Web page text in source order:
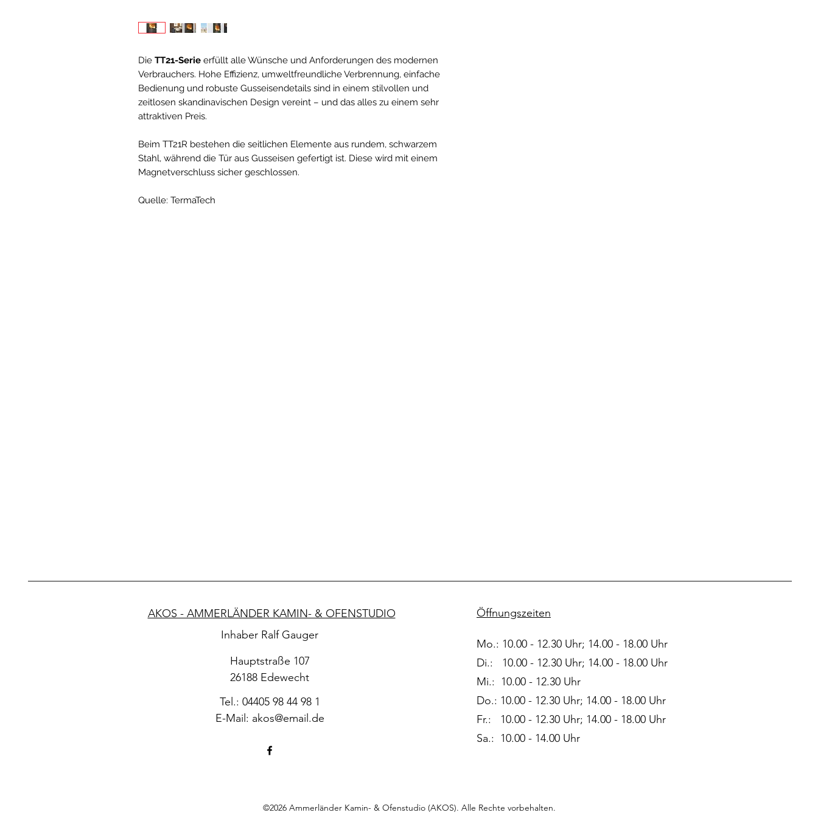
Die TT21-Serie erfüllt alle Wünsche und Anforderungen des modernen
Verbrauchers. Hohe Effizienz, umweltfreundliche Verbrennung, einfache
Bedienung und robuste Gusseisendetails sind in einem stilvollen und
zeitlosen skandinavischen Design vereint – und das alles zu einem sehr
attraktiven Preis.
Beim TT21R bestehen die seitlichen Elemente aus rundem, schwarzem
Stahl, während die Tür aus Gusseisen gefertigt ist. Diese wird mit einem
Magnetverschluss sicher geschlossen.
Quelle: TermaTech
AKOS - AMMERLÄNDER KAMIN- & OFENSTUDIO
Inhaber Ralf Gauger
Hauptstraße 107
26188 Edewecht
Tel.: 04405 98 44 98 1
E-Mail: akos@email.de
Öffnungszeiten
Mo.: 10.00 - 12.30 Uhr; 14.00 - 18.00 Uhr
Di.: 10.00 - 12.30 Uhr; 14.00 - 18.00 Uhr
Mi.: 10.00 - 12.30 Uhr
Do.: 10.00 - 12.30 Uhr; 14.00 - 18.00 Uhr
Fr.: 10.00 - 12.30 Uhr; 14.00 - 18.00 Uhr
Sa.: 10.00 - 14.00 Uhr
©2026 Ammerländer Kamin- & Ofenstudio (AKOS). Alle Rechte vorbehalten.